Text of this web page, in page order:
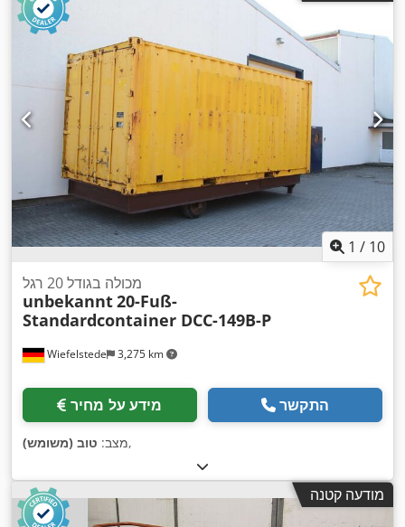
1 / 10
Wiefelstede 3,275 km
מכולה בגודל 20 רגל
unbekannt20-Fuß-
Standardcontainer DCC-149B-P
מידע על מחיר התקשר
מצב: טוב (משומש) ,
מודעה קטנה